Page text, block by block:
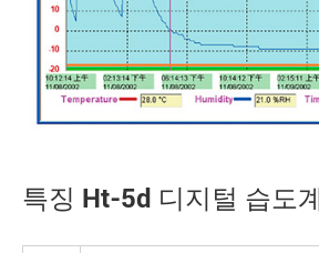
특징 Ht-5d 디지털 습도계